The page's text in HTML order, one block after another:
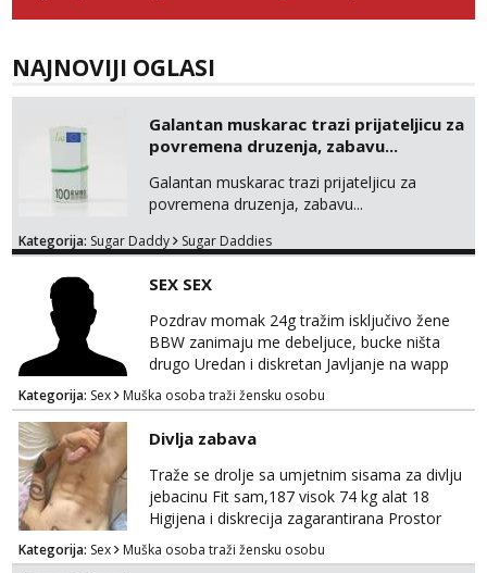
Razgovaram :)
tel:0,93€ - mob:1,12€ min
Obavijesti me kada se oslobodi
Anđela
Čekam tvoj poziv!
Tel:064/677-677 - Kod: #142
tel:0,93€ - mob:1,12€ min
NAJNOVIJI OGLASI
Galantan muskarac trazi prijateljicu za
povremena druzenja, zabavu...
Galantan muskarac trazi prijateljicu za
povremena druzenja, zabavu...
Kategorija: Sugar Daddy Sugar Daddies
SEX SEX
Pozdrav momak 24g tražim isključivo žene
BBW zanimaju me debeljuce, bucke ništa
drugo Uredan i diskretan Javljanje na wapp
095 546 9915
Kategorija: Sex Muška osoba traži žensku osobu
Divlja zabava
Traže se drolje sa umjetnim sisama za divlju
jebacinu Fit sam,187 visok 74 kg alat 18
Higijena i diskrecija zagarantirana Prostor
imam na području između Zadra i Šibenika
Kontakt watsap 0955406511 bez poziva
Kategorija: Sex Muška osoba traži žensku osobu